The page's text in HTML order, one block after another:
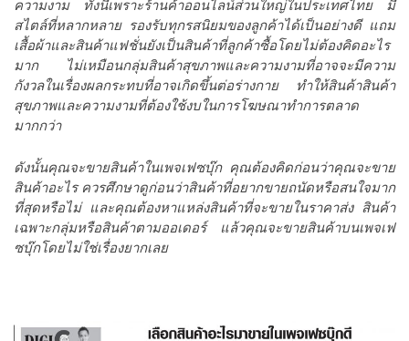
ความงาม ทั้งนี้เพราะร้านค้าออนไลน์ส่วนใหญ่ในประเทศไทย มี
สไตล์ที่หลากหลาย รองรับทุกรสนิยมของลูกค้าได้เป็นอย่างดี แถม
เสื้อผ้าและสินค้าแฟชั่นยังเป็นสินค้าที่ลูกค้าซื้อโดยไม่ต้องคิดอะไร
มาก ไม่เหมือนกลุ่มสินค้าสุขภาพและความงามที่อาจจะมีความ
กังวลในเรื่องผลกระทบที่อาจเกิดขึ้นต่อร่างกาย ทำให้สินค้าสินค้า
สุขภาพและความงามที่ต้องใช้งบในการโฆษณาทำการตลาด
มากกว่า
ดังนั้นคุณจะขายสินค้าในเพจเฟซบุ๊ก คุณต้องคิดก่อนว่าคุณจะขาย
สินค้าอะไร ควรศึกษาดูก่อนว่าสินค้าที่อยากขายถนัดหรือสนใจมาก
ที่สุดหรือไม่ และคุณต้องหาแหล่งสินค้าที่จะขายในราคาส่ง สินค้า
เฉพาะกลุ่มหรือสินค้าตามออเดอร์ แล้วคุณจะขายสินค้าบนเพจเฟ
ซบุ๊กโดยไม่ใช่เรื่องยากเลย